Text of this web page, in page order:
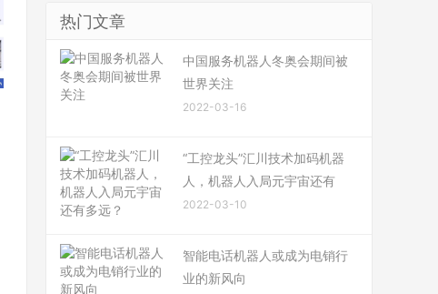
热门文章
中国服务机器人冬奥会期间被
世界关注
2022-03-16
“工控龙头”汇川技术加码机器
人，机器人入局元宇宙还有
2022-03-10
智能电话机器人或成为电销行
业的新风向